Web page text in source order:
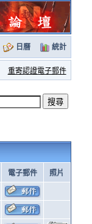
日曆 統計
重寄認證電子郵件
電子郵件 照片